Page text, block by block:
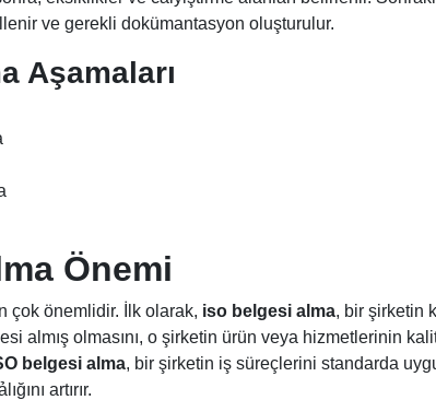
ve gerekli dokümantasyon oluşturulur.
Aşamaları
Önemi
çok önemlidir. İlk olarak, iso belgesi alma, bir şirketin
almış olmasını, o şirketin ürün veya hizmetlerinin
belgesi alma, bir şirketin iş süreçlerini standarda
artırır.